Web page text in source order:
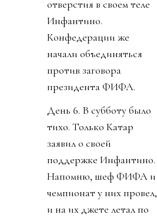
отверстия в своем теле
Инфантино.
Конфедерации же
начали объединяться
против заговора
президента ФИФА.
День 6. В субботу было
тихо. Только Катар
заявил о своей
поддержке Инфантино.
Напомню, шеф ФИФА и
чемпионат у них провел,
и на их джете летал по